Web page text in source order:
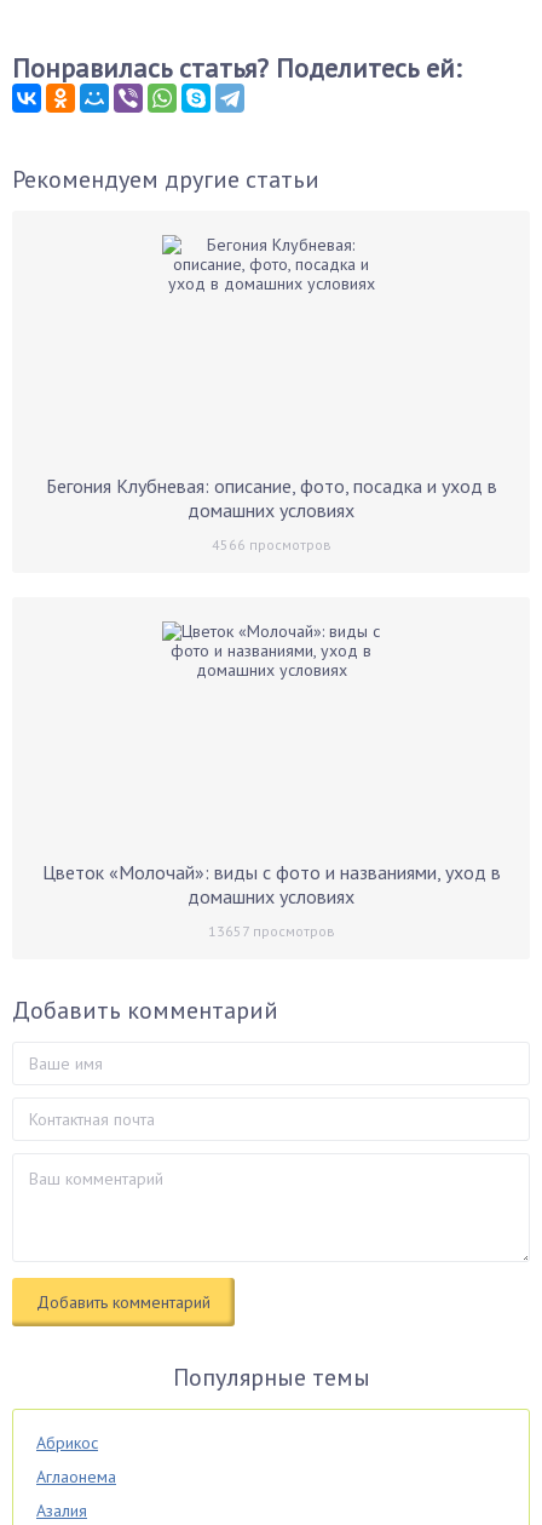
Понравилась статья? Поделитесь ей:
Рекомендуем другие статьи
Бегония Клубневая: описание, фото, посадка и уход в
домашних условиях
4566 просмотров
Цветок «Молочай»: виды с фото и названиями, уход в
домашних условиях
13657просмотров
Добавить комментарий
Популярные темы
Абрикос
Аглаонема
Азалия